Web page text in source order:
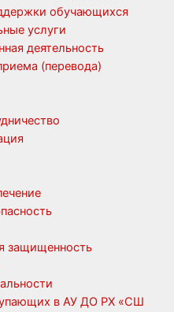
обучающихся
услуги
деятельность
(перевода)
защищенность
в АУ ДО РХ «СШ